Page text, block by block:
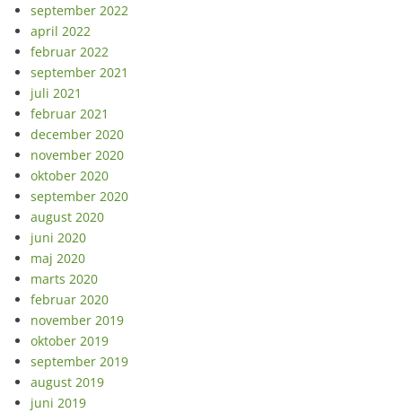
september 2022
april 2022
februar 2022
september 2021
juli 2021
februar 2021
december 2020
november 2020
oktober 2020
september 2020
august 2020
juni 2020
maj 2020
marts 2020
februar 2020
november 2019
oktober 2019
september 2019
august 2019
juni 2019